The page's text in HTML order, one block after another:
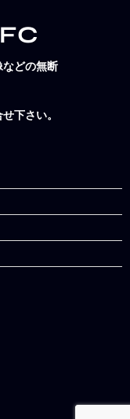
などの無断
下さい。